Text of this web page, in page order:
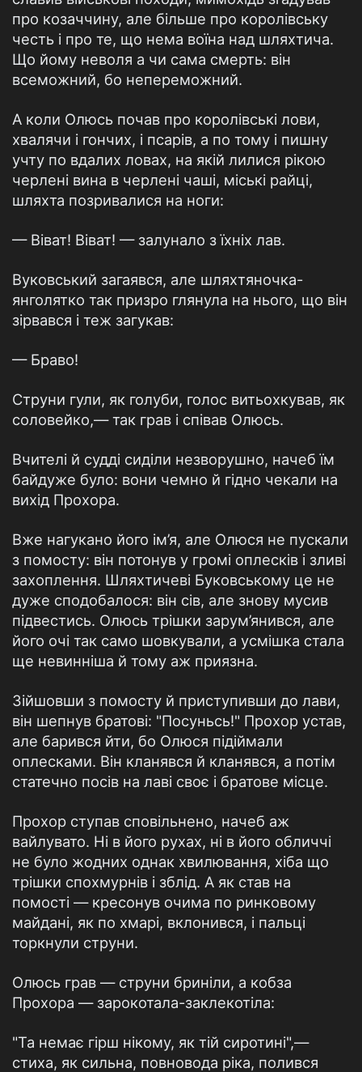
про козаччину, але більше про королівську
честь і про те, що нема воїна над шляхтича.
Що йому неволя а чи сама смерть: він
всеможний, бо непереможний.
А коли Олюсь почав про королівські лови,
хвалячи і гончих, і псарів, а по тому і пишну
учту по вдалих ловах, на якій лилися рікою
черлені вина в черлені чаші, міські райці,
шляхта позривалися на ноги:
— Віват! Віват! — залунало з їхніх лав.
Вуковський загаявся, але шляхтяночка-
янголятко так призро глянула на нього, що він
зірвався і теж загукав:
— Браво!
Струни гули, як голуби, голос витьохкував, як
соловейко,— так грав і співав Олюсь.
Вчителі й судді сиділи незворушно, начеб їм
байдуже було: вони чемно й гідно чекали на
вихід Прохора.
Вже нагукано його ім’я, але Олюся не пускали
з помосту: він потонув у громі оплесків і зливі
захоплення. Шляхтичеві Буковському це не
дуже сподобалося: він сів, але знову мусив
підвестись. Олюсь трішки зарум’янився, але
його очі так само шовкували, а усмішка стала
ще невинніша й тому аж приязна.
Зійшовши з помосту й приступивши до лави,
він шепнув братові: "Посуньсь!" Прохор устав,
але барився йти, бо Олюся підіймали
оплесками. Він кланявся й кланявся, а потім
статечно посів на лаві своє і братове місце.
Прохор ступав сповільнено, начеб аж
вайлувато. Ні в його рухах, ні в його обличчі
не було жодних однак хвилювання, хіба що
трішки спохмурнів і зблід. А як став на
помості — кресонув очима по ринковому
майдані, як по хмарі, вклонився, і пальці
торкнули струни.
Олюсь грав — струни бриніли, а кобза
Прохора — зарокотала-заклекотіла:
"Та немає гірш нікому, як тій сиротині",—
стиха, як сильна, повновода ріка, полився